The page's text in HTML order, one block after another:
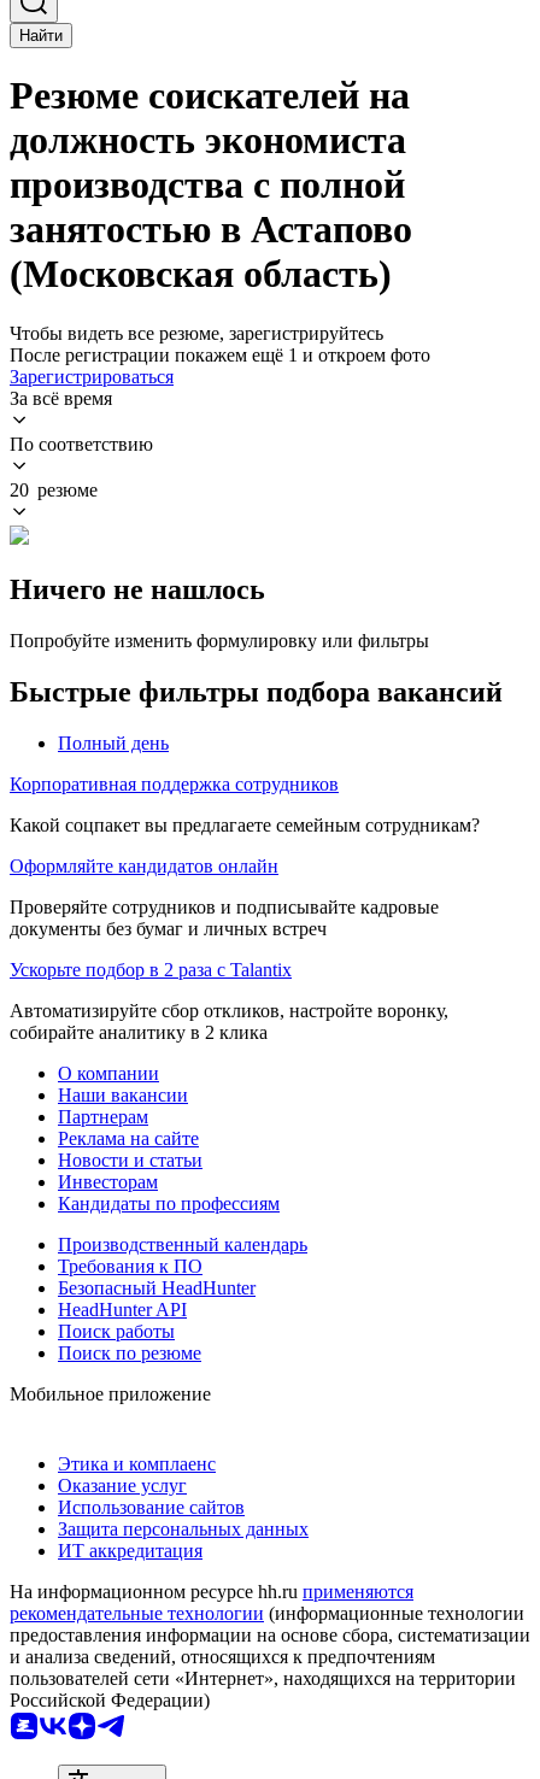
Найти
Резюме соискателей на
должность экономиста
производства с полной
занятостью в Астапово
(Московская область)
Чтобы видеть все резюме, зарегистрируйтесь
После регистрации покажем ещё 1 и откроем фото
Зарегистрироваться
За всё время
По соответствию
20 резюме
Ничего не нашлось
Попробуйте изменить формулировку или фильтры
Быстрые фильтры подбора вакансий
Полный день
Корпоративная поддержка сотрудников
Какой соцпакет вы предлагаете семейным сотрудникам?
Оформляйте кандидатов онлайн
Проверяйте сотрудников и подписывайте кадровые
документы без бумаг и личных встреч
Ускорьте подбор в 2 раза с Talantix
Автоматизируйте сбор откликов, настройте воронку,
собирайте аналитику в 2 клика
О компании
Наши вакансии
Партнерам
Реклама на сайте
Новости и статьи
Инвесторам
Кандидаты по профессиям
Производственный календарь
Требования к ПО
Безопасный HeadHunter
HeadHunter API
Поиск работы
Поиск по резюме
Мобильное приложение
Этика и комплаенс
Оказание услуг
Использование сайтов
Защита персональных данных
ИТ аккредитация
На информационном ресурсе hh.ru применяются
рекомендательные технологии (информационные технологии
предоставления информации на основе сбора, систематизации
и анализа сведений, относящихся к предпочтениям
пользователей сети «Интернет», находящихся на территории
Российской Федерации)